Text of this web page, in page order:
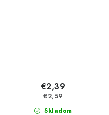
Skladom
€2,39
€2,59